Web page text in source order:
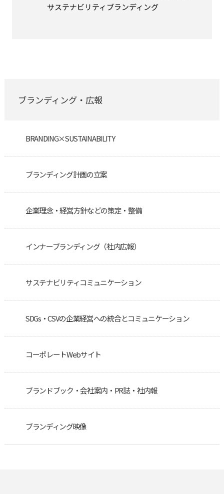
サステナビリティブランディング
ブランディング・広報
BRANDING×SUSTAINABILITY
ブランディング計画の立案
企業理念・経営方針などの策定・整備
インナーブランディング（社内広報）
サステナビリティコミュニケーション
SDGs・CSVの企業経営への統合とコミュニケーション
コーポレートWebサイト
ブランドブック・会社案内・PR誌・社内報
ブランディング映像